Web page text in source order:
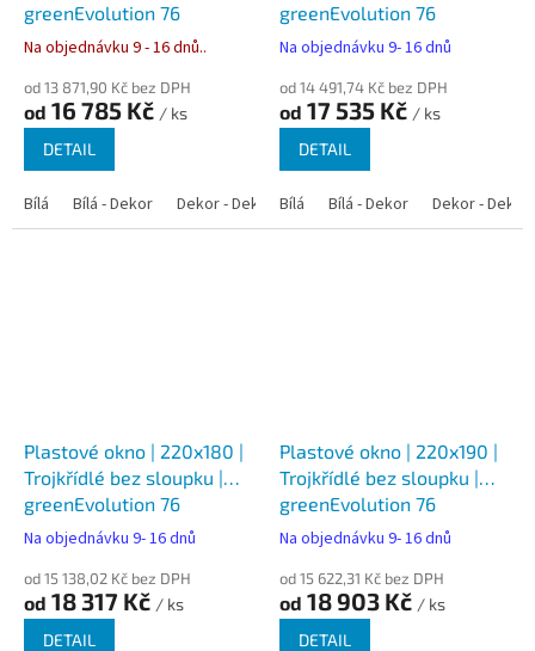
greenEvolution 76
Na objednávku 9 - 16 dnů..
od 13 871,90 Kč bez DPH
od 16 785 Kč / ks
DETAIL
Bílá Bílá - Dekor Dekor - Dekor
greenEvolution 76
Na objednávku 9- 16 dnů
od 14 491,74 Kč bez DPH
od 17 535 Kč / ks
DETAIL
Bílá Bílá - Dekor Dekor - Dekor
Plastové okno | 220x180 |
Trojkřídlé bez sloupku |
greenEvolution 76
Na objednávku 9- 16 dnů
od 15 138,02 Kč bez DPH
od 18 317 Kč / ks
DETAIL
Plastové okno | 220x190 |
Trojkřídlé bez sloupku |
greenEvolution 76
Na objednávku 9- 16 dnů
od 15 622,31 Kč bez DPH
od 18 903 Kč / ks
DETAIL